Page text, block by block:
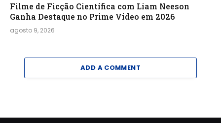
Filme de Ficção Científica com Liam Neeson
Ganha Destaque no Prime Video em 2026
agosto 9, 2026
ADD A COMMENT